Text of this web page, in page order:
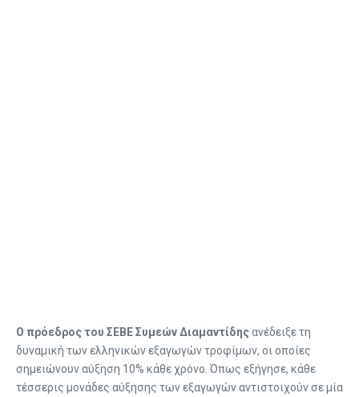
Ο πρόεδρος του ΣΕΒΕ Συμεών Διαμαντίδηςανέδειξε τη
δυναμική των ελληνικών εξαγωγών τροφίμων, οι οποίες
σημειώνουν αύξηση 10% κάθε χρόνο. Όπως εξήγησε, κάθε
τέσσερις μονάδες αύξησης των εξαγωγών αντιστοιχούν σε μία